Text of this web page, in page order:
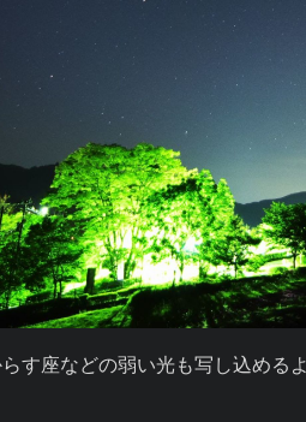
座などの弱い光も写し込める